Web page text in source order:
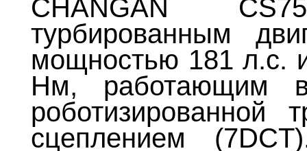
CHANGAN
турбированным
мощностью 181 л.с.
Нм, работающим
роботизированной
сцеплением